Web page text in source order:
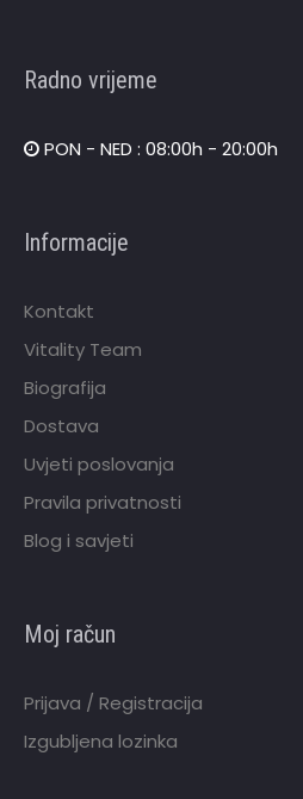
Radno vrijeme
PON - NED : 08:00h - 20:00h
Informacije
Kontakt
Vitality Team
Biografija
Dostava
Uvjeti poslovanja
Pravila privatnosti
Blog i savjeti
Moj račun
Prijava / Registracija
Izgubljena lozinka